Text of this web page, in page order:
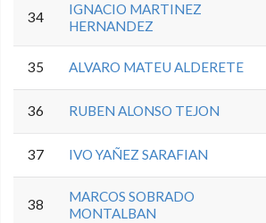
34
IGNACIO MARTINEZ
HERNANDEZ
35 ALVARO MATEU ALDERETE
36 RUBEN ALONSO TEJON
37 IVO YAÑEZ SARAFIAN
38
MARCOS SOBRADO
MONTALBAN